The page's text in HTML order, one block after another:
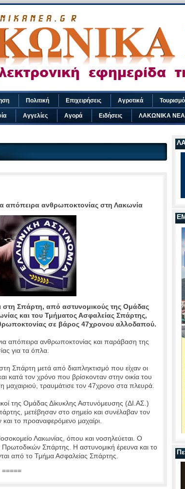
απόπειρα ανθρωποκτονίας στη Λακωνία
στη Σπάρτη, από αστυνομικούς της Ομάδας
και του Τμήματος Ασφαλείας Σπάρτης,
σε βάρος 47χρονου αλλοδαπού.
απόπειρα ανθρωποκτονίας και παράβαση της
για τα όπλα.
Σπάρτη μετά από διαπληκτισμό που είχαν οι
κατά τον χρόνο που βρίσκονταν στην οικία του
τραυμάτισε τον 47χρονο στα πλευρά.
της Ομάδας Δίκυκλης Αστυνόμευσης (ΔΙ.ΑΣ.)
μετέβησαν στο σημείο και συνέλαβαν τον
το προαναφερόμενο μαχαίρι.
Λακωνίας, όπου και νοσηλεύεται. Ο
Σπάρτης. Η αστυνομική έρευνα και το
από το Τμήμα Ασφαλείας Σπάρτης.
=====
Πολιτική Επιχειρήσεις Αγροτικά
Αγγελίες Αγορά Ειδήσεις ΛΑΚΩΝΙΚΑ ΝΕΑ